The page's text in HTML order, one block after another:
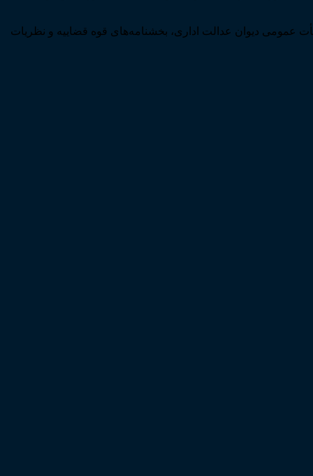
عمومی دیوان عدالت اداری، بخشنامه‌­های قوه قضاییه و نظریات